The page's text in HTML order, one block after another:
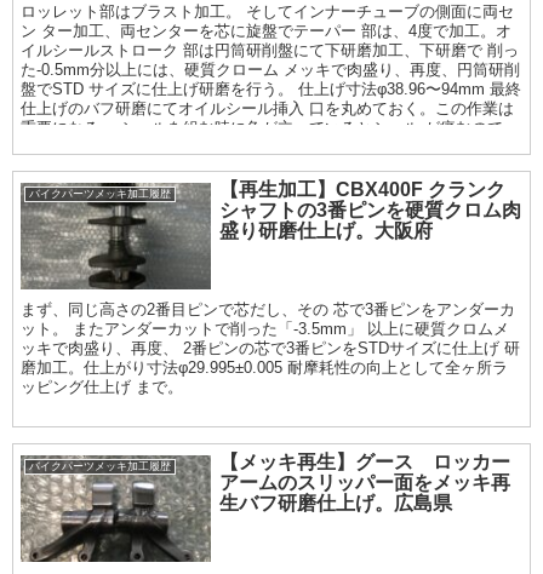
ロッレット部はブラスト加工。 そしてインナーチューブの側面に両セ
ン ター加工、両センターを芯に旋盤でテーパー 部は、4度で加工。オ
イルシールストローク 部は円筒研削盤にて下研磨加工、下研磨で 削っ
た-0.5mm分以上には、硬質クローム メッキで肉盛り、再度、円筒研削
盤でSTD サイズに仕上げ研磨を行う。 仕上げ寸法φ38.96〜94mm 最終
仕上げのバフ研磨にてオイルシール挿入 口を丸めておく。この作業は
重要になる。 シールを組む時に角が立っているとシール が痛むので
バイクパーツメッキ加工履歴
【再生加工】CBX400F クランク
シャフトの3番ピンを硬質クロム肉
盛り研磨仕上げ。大阪府
まず、同じ高さの2番目ピンで芯だし、その 芯で3番ピンをアンダーカ
ット。 またアンダーカットで削った「-3.5mm」 以上に硬質クロムメ
ッキで肉盛り、再度、 2番ピンの芯で3番ピンをSTDサイズに仕上げ 研
磨加工。仕上がり寸法φ29.995±0.005 耐摩耗性の向上として全ヶ所ラ
ッピング仕上げ まで。
バイクパーツメッキ加工履歴
【メッキ再生】グース ロッカー
アームのスリッパー面をメッキ再
生バフ研磨仕上げ。広島県